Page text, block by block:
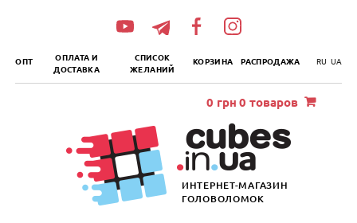
ОПТ
ОПЛАТА И
ДОСТАВКА
СПИСОК
ЖЕЛАНИЙ
КОРЗИНА РАСПРОДАЖА RU UA
ИНТЕРНЕТ-МАГАЗИН
ГОЛОВОЛОМОК
0 грн 0 товаров